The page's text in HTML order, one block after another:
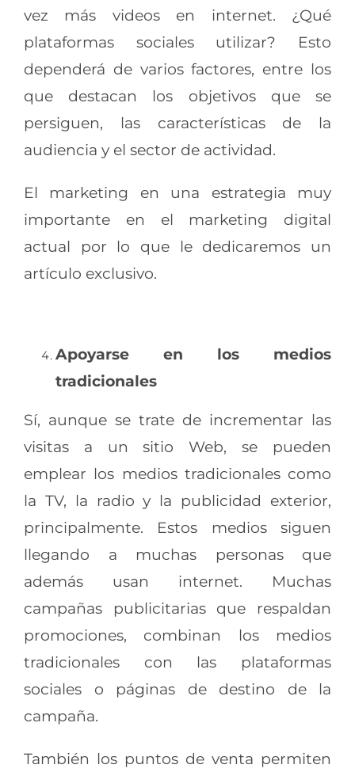
vez más videos en internet. ¿Qué
plataformas sociales utilizar? Esto
dependerá de varios factores, entre los
que destacan los objetivos que se
persiguen, las características de la
audiencia y el sector de actividad.
El marketing en una estrategia muy
importante en el marketing digital
actual por lo que le dedicaremos un
artículo exclusivo.
Apoyarse en los medios
tradicionales
Sí, aunque se trate de incrementar las
visitas a un sitio Web, se pueden
emplear los medios tradicionales como
la TV, la radio y la publicidad exterior,
principalmente. Estos medios siguen
llegando a muchas personas que
además usan internet. Muchas
campañas publicitarias que respaldan
promociones, combinan los medios
tradicionales con las plataformas
sociales o páginas de destino de la
campaña.
También los puntos de venta permiten